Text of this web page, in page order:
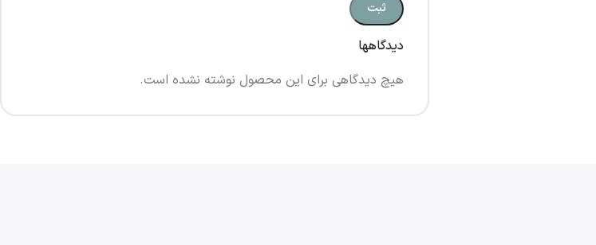
دیدگاهها
هیچ دیدگاهی برای این محصول نوشته نشده است.